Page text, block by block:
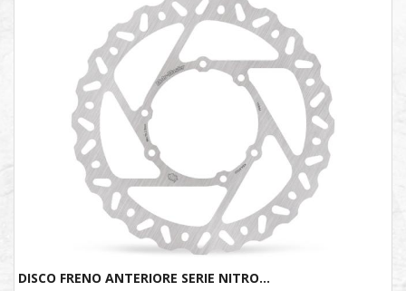
DISCO FRENO ANTERIORE SERIE NITRO...